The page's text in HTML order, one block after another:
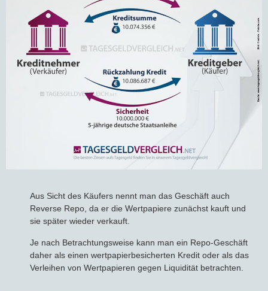
Aus Sicht des Käufers nennt man das Geschäft auch
Reverse Repo, da er die Wertpapiere zunächst kauft und
sie später wieder verkauft.
Je nach Betrachtungsweise kann man ein Repo-Geschäft
daher als einen wertpapierbesicherten Kredit oder als das
Verleihen von Wertpapieren gegen Liquidität betrachten.